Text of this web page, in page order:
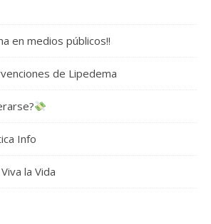
en medios públicos!!
de Lipedema
Info
la Vida